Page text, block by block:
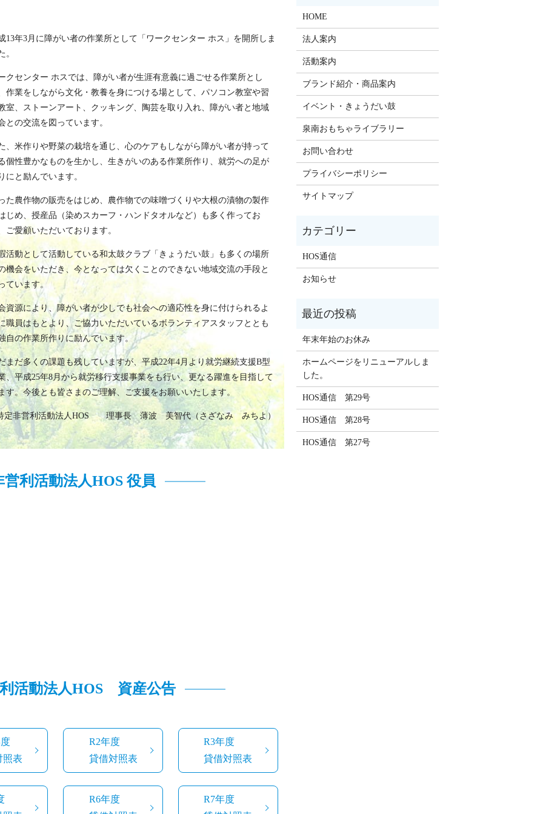
13年3月に障がい者の作業所として「ワークセンター ホス」を開所しま
。
クセンター ホスでは、障がい者が生涯有意義に過ごせる作業所とし
作業をしながら文化・教養を身につける場として、パソコン教室や習
室、ストーンアート、クッキング、陶芸を取り入れ、障がい者と地域
との交流を図っています。
、米作りや野菜の栽培を通じ、心のケアもしながら障がい者が持って
個性豊かなものを生かし、生きがいのある作業所作り、就労への足が
にと励んでいます。
た農作物の販売をはじめ、農作物での味噌づくりや大根の漬物の製作
じめ、授産品（染めスカーフ・ハンドタオルなど）も多く作ってお
ご愛顧いただいております。
活動として活動している和太鼓クラブ「きょうだい鼓」も多くの場所
機会をいただき、今となっては欠くことのできない地域交流の手段と
ています。
資源により、障がい者が少しでも社会への適応性を身に付けられるよ
職員はもとより、ご協力いただいているボランティアスタッフととも
自の作業所作りに励んでいます。
まだ多くの課題も残していますが、平成22年4月より就労継続支援B型
、平成25年8月から就労移行支援事業をも行い、更なる躍進を目指して
す。今後とも皆さまのご理解、ご支援をお願いいたします。
定非営利活動法人HOS 理事長 薄波 美智代（さざなみ みちよ）
営利活動法人HOS 役員
活動法人HOS 資産公告
照表
R2年度
貸借対照表
R3年度
貸借対照表
R6年度
R7年度
HOME
法人案内
活動案内
ブランド紹介・商品案内
イベント・きょうだい鼓
泉南おもちゃライブラリー
お問い合わせ
プライバシーポリシー
サイトマップ
HOS通信
お知らせ
年末年始のお休み
ホームページをリニューアルしま
した。
HOS通信 第29号
HOS通信 第28号
HOS通信 第27号